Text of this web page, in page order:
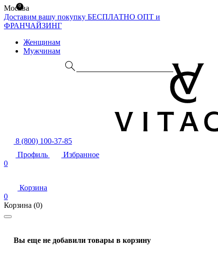
Москва
Доставим вашу покупку БЕСПЛАТНО ОПТ и
ФРАНЧАЙЗИНГ
Женщинам
Мужчинам
8 (800) 100-37-85
Профиль
Избранное
0
Корзина
0
Корзина (0)
Вы еще не добавили товары в корзину
0